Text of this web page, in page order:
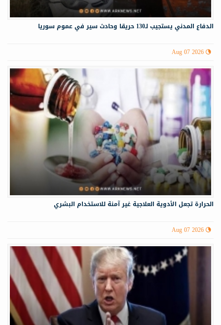
الدفاع المدني يستجيب لـ130 حريقا وحادث سير في عموم سوريا
Aug 07 2026
الحرارة تجعل الأدوية العلاجية غير آمنة للاستخدام البشري
Aug 07 2026